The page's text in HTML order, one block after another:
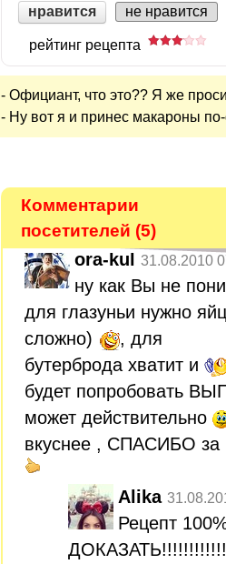
нравится не нравится
рейтинг рецепта
- Официант, что это?? Я же
- Ну вот я и принес макароны
Комментарии
посетителей (5)
ora-kul 31.08.2010
ну как Вы не
для глазуньи нужно
сложно)
, для
бутерброда хватит и
будет попробовать
может действительно
вкуснее , СПАСИБО за
Alika
Рецепт